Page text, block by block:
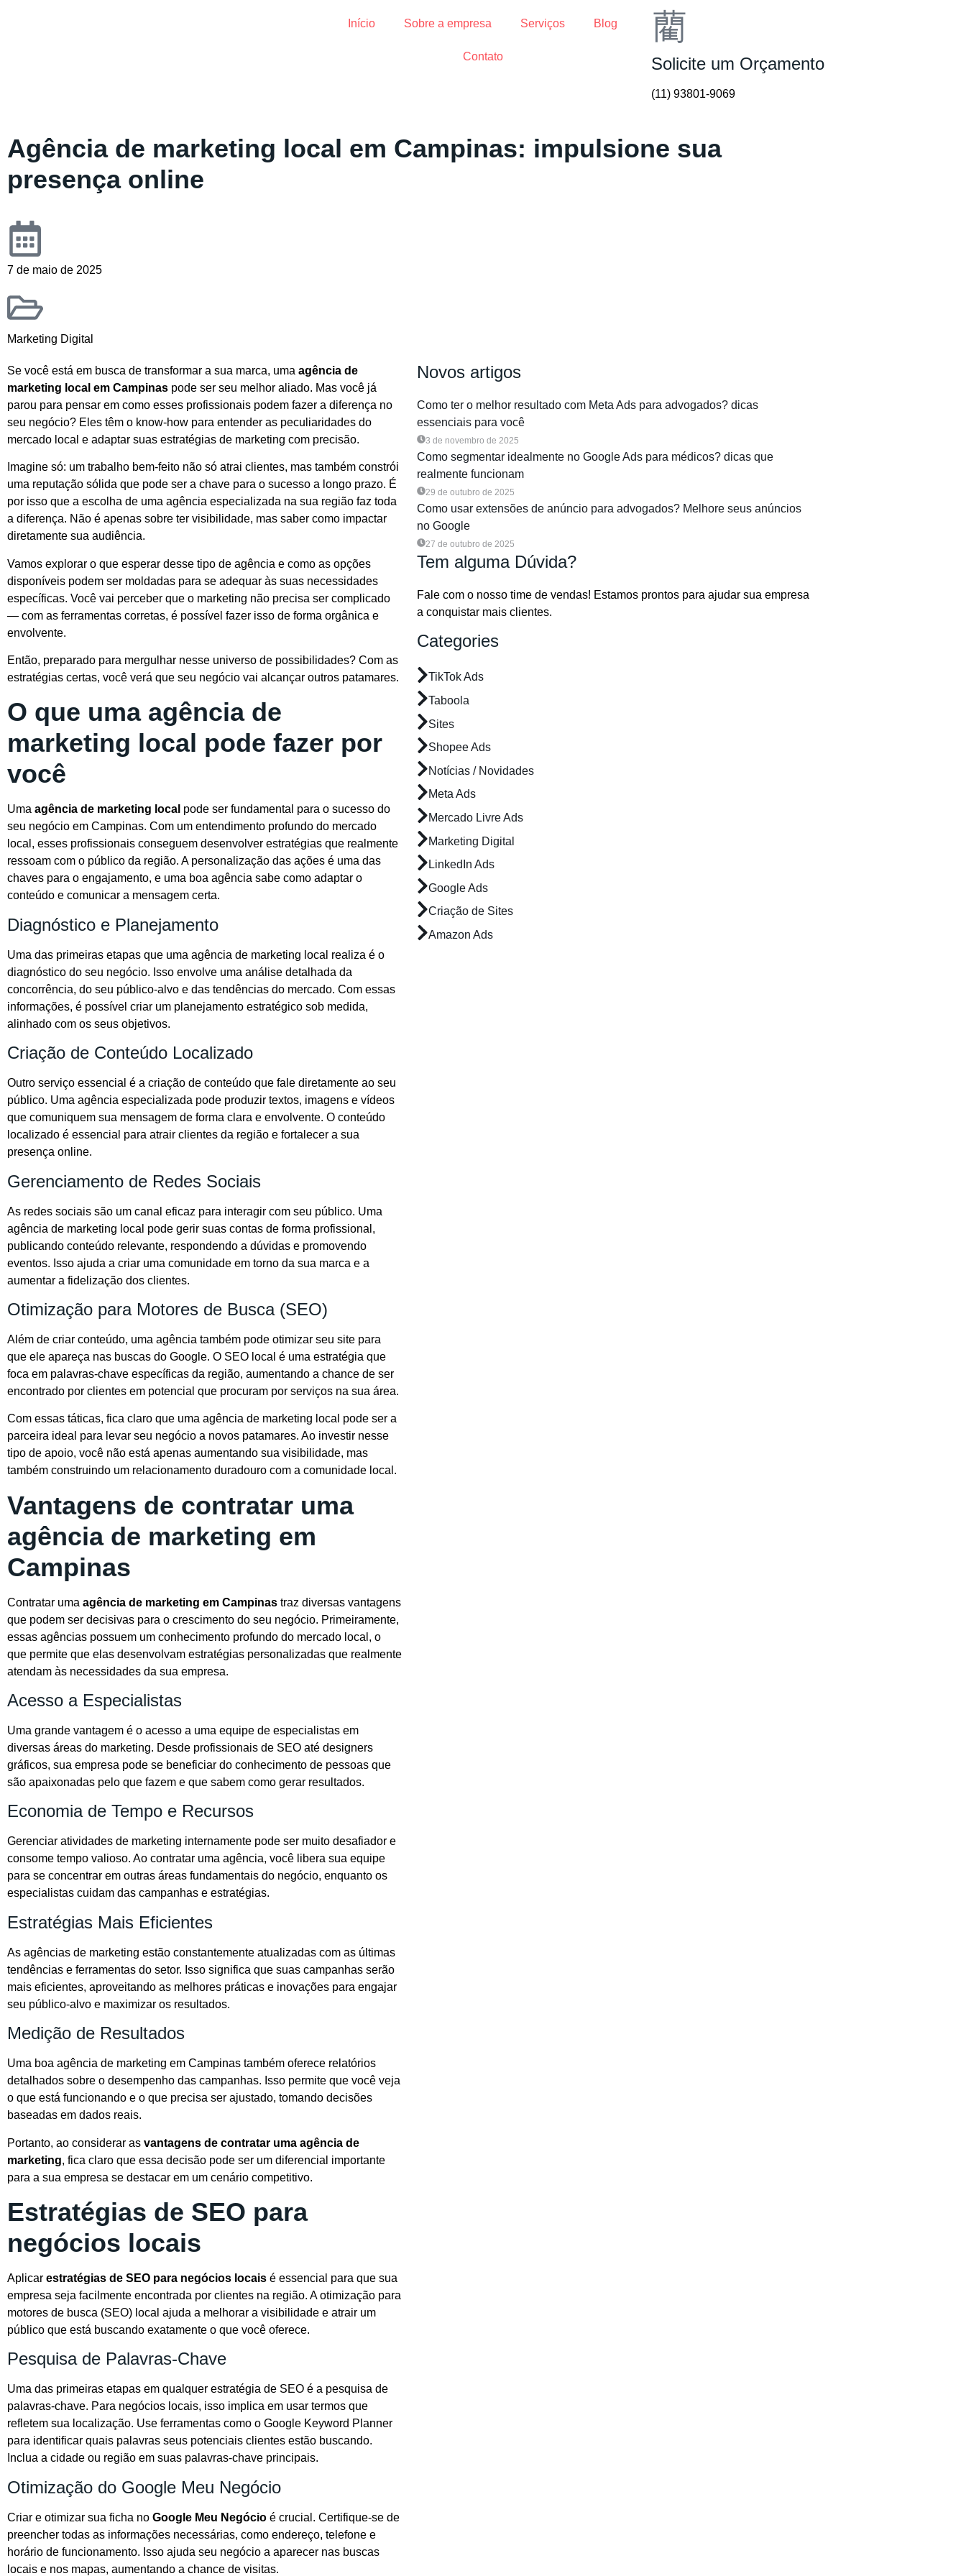
Início Sobre a empresa Serviços Blog
Contato Solicite um Orçamento
(11) 93801-9069
Agência de marketing local em Campinas: impulsione sua
presença online
7 de maio de 2025
Marketing Digital
Se você está em busca de transformar a sua marca, uma agência de
marketing local em Campinas pode ser seu melhor aliado. Mas você já
parou para pensar em como esses profissionais podem fazer a diferença no
seu negócio? Eles têm o know-how para entender as peculiaridades do
mercado local e adaptar suas estratégias de marketing com precisão.
Imagine só: um trabalho bem-feito não só atrai clientes, mas também constrói
uma reputação sólida que pode ser a chave para o sucesso a longo prazo. É
por isso que a escolha de uma agência especializada na sua região faz toda
a diferença. Não é apenas sobre ter visibilidade, mas saber como impactar
diretamente sua audiência.
Vamos explorar o que esperar desse tipo de agência e como as opções
disponíveis podem ser moldadas para se adequar às suas necessidades
específicas. Você vai perceber que o marketing não precisa ser complicado
— com as ferramentas corretas, é possível fazer isso de forma orgânica e
envolvente.
Então, preparado para mergulhar nesse universo de possibilidades? Com as
estratégias certas, você verá que seu negócio vai alcançar outros patamares.
O que uma agência de
marketing local pode fazer por
você
Uma agência de marketing local pode ser fundamental para o sucesso do
seu negócio em Campinas. Com um entendimento profundo do mercado
local, esses profissionais conseguem desenvolver estratégias que realmente
ressoam com o público da região. A personalização das ações é uma das
chaves para o engajamento, e uma boa agência sabe como adaptar o
conteúdo e comunicar a mensagem certa.
Diagnóstico e Planejamento
Uma das primeiras etapas que uma agência de marketing local realiza é o
diagnóstico do seu negócio. Isso envolve uma análise detalhada da
concorrência, do seu público-alvo e das tendências do mercado. Com essas
informações, é possível criar um planejamento estratégico sob medida,
alinhado com os seus objetivos.
Criação de Conteúdo Localizado
Outro serviço essencial é a criação de conteúdo que fale diretamente ao seu
público. Uma agência especializada pode produzir textos, imagens e vídeos
que comuniquem sua mensagem de forma clara e envolvente. O conteúdo
localizado é essencial para atrair clientes da região e fortalecer a sua
presença online.
Gerenciamento de Redes Sociais
As redes sociais são um canal eficaz para interagir com seu público. Uma
agência de marketing local pode gerir suas contas de forma profissional,
publicando conteúdo relevante, respondendo a dúvidas e promovendo
eventos. Isso ajuda a criar uma comunidade em torno da sua marca e a
aumentar a fidelização dos clientes.
Otimização para Motores de Busca (SEO)
Além de criar conteúdo, uma agência também pode otimizar seu site para
que ele apareça nas buscas do Google. O SEO local é uma estratégia que
foca em palavras-chave específicas da região, aumentando a chance de ser
encontrado por clientes em potencial que procuram por serviços na sua área.
Com essas táticas, fica claro que uma agência de marketing local pode ser a
parceira ideal para levar seu negócio a novos patamares. Ao investir nesse
tipo de apoio, você não está apenas aumentando sua visibilidade, mas
também construindo um relacionamento duradouro com a comunidade local.
Vantagens de contratar uma
agência de marketing em
Campinas
Contratar uma agência de marketing em Campinas traz diversas vantagens
que podem ser decisivas para o crescimento do seu negócio. Primeiramente,
essas agências possuem um conhecimento profundo do mercado local, o
que permite que elas desenvolvam estratégias personalizadas que realmente
atendam às necessidades da sua empresa.
Acesso a Especialistas
Uma grande vantagem é o acesso a uma equipe de especialistas em
diversas áreas do marketing. Desde profissionais de SEO até designers
gráficos, sua empresa pode se beneficiar do conhecimento de pessoas que
são apaixonadas pelo que fazem e que sabem como gerar resultados.
Economia de Tempo e Recursos
Gerenciar atividades de marketing internamente pode ser muito desafiador e
consome tempo valioso. Ao contratar uma agência, você libera sua equipe
para se concentrar em outras áreas fundamentais do negócio, enquanto os
especialistas cuidam das campanhas e estratégias.
Estratégias Mais Eficientes
As agências de marketing estão constantemente atualizadas com as últimas
tendências e ferramentas do setor. Isso significa que suas campanhas serão
mais eficientes, aproveitando as melhores práticas e inovações para engajar
seu público-alvo e maximizar os resultados.
Medição de Resultados
Uma boa agência de marketing em Campinas também oferece relatórios
detalhados sobre o desempenho das campanhas. Isso permite que você veja
o que está funcionando e o que precisa ser ajustado, tomando decisões
baseadas em dados reais.
Portanto, ao considerar as vantagens de contratar uma agência de
marketing, fica claro que essa decisão pode ser um diferencial importante
para a sua empresa se destacar em um cenário competitivo.
Estratégias de SEO para
negócios locais
Aplicar estratégias de SEO para negócios locais é essencial para que sua
empresa seja facilmente encontrada por clientes na região. A otimização para
motores de busca (SEO) local ajuda a melhorar a visibilidade e atrair um
público que está buscando exatamente o que você oferece.
Pesquisa de Palavras-Chave
Uma das primeiras etapas em qualquer estratégia de SEO é a pesquisa de
palavras-chave. Para negócios locais, isso implica em usar termos que
refletem sua localização. Use ferramentas como o Google Keyword Planner
para identificar quais palavras seus potenciais clientes estão buscando.
Inclua a cidade ou região em suas palavras-chave principais.
Otimização do Google Meu Negócio
Criar e otimizar sua ficha no Google Meu Negócio é crucial. Certifique-se de
preencher todas as informações necessárias, como endereço, telefone e
horário de funcionamento. Isso ajuda seu negócio a aparecer nas buscas
locais e nos mapas, aumentando a chance de visitas.
Novos artigos
Como ter o melhor resultado com Meta Ads para advogados? dicas
essenciais para você
3 de novembro de 2025
Como segmentar idealmente no Google Ads para médicos? dicas que
realmente funcionam
29 de outubro de 2025
Como usar extensões de anúncio para advogados? Melhore seus anúncios
no Google
27 de outubro de 2025
Tem alguma Dúvida?
Fale com o nosso time de vendas! Estamos prontos para ajudar sua empresa
a conquistar mais clientes.
Categories
TikTok Ads
Taboola
Sites
Shopee Ads
Notícias / Novidades
Meta Ads
Mercado Livre Ads
Marketing Digital
LinkedIn Ads
Google Ads
Criação de Sites
Amazon Ads